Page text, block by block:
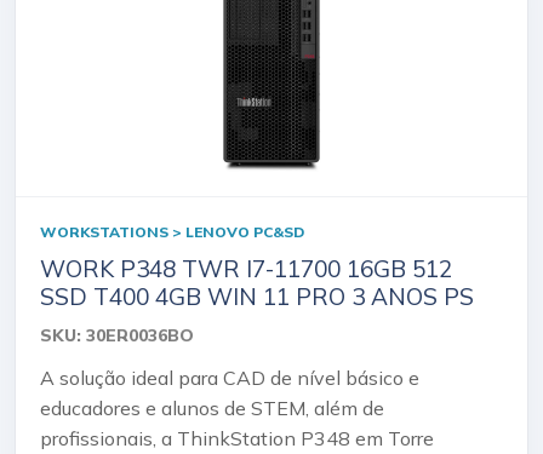
WORKSTATIONS > LENOVO PC&SD
WORK P348 TWR I7-11700 16GB 512
SSD T400 4GB WIN 11 PRO 3 ANOS PS
SKU: 30ER0036BO
A solução ideal para CAD de nível básico e
educadores e alunos de STEM, além de
profissionais, a ThinkStation P348 em Torre